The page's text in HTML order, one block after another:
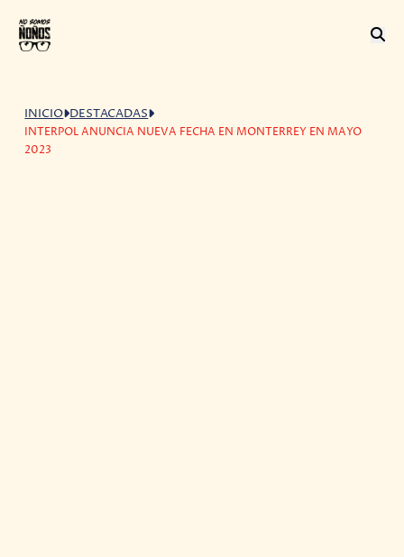
INICIO DESTACADAS
INTERPOL ANUNCIA NUEVA FECHA EN MONTERREY EN MAYO
2023